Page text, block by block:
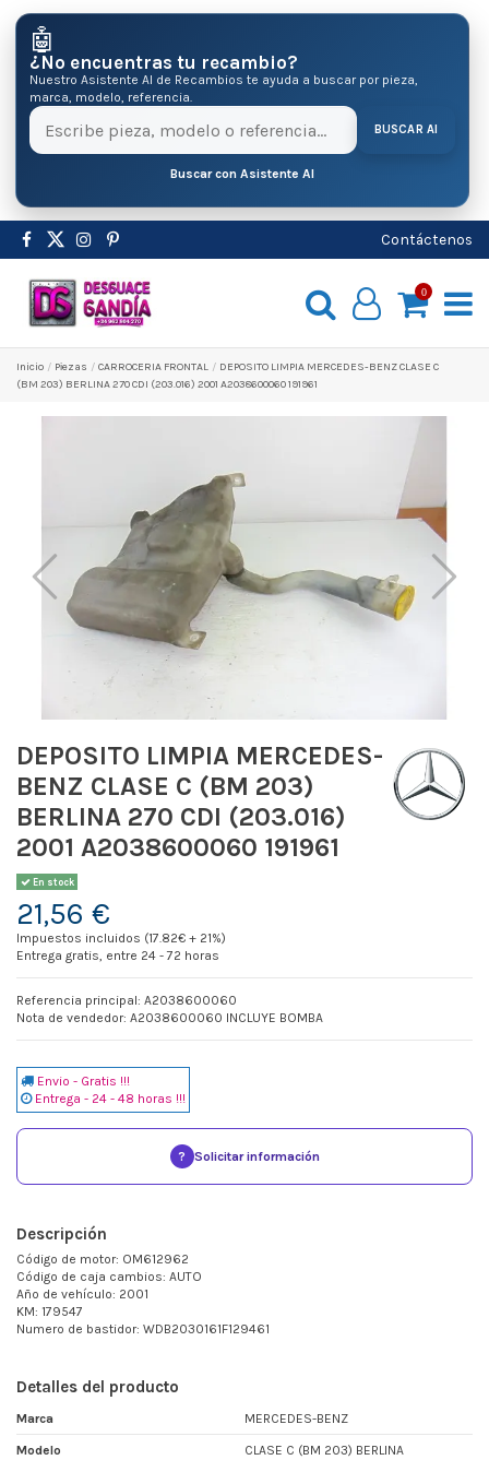
🤖
¿No encuentras tu recambio?
Nuestro Asistente AI de Recambios te ayuda a buscar por pieza,
marca, modelo, referencia.
BUSCAR AI
Buscar con Asistente AI
Contáctenos
0
Inicio Pіezas CARROCERIA FRONTAL
DEPOSITO LIMPIA MERCEDES-BENZ CLASE C
(BM 203) BERLINA 270 CDI (203.016) 2001 A2038600060 191961
DEPOSITO LIMPIA MERCEDES-
BENZ CLASE C (BM 203)
BERLINA 270 CDI (203.016)
2001 A2038600060 191961
En stock
21,56 €
Impuestos incluidos (17.82€ + 21%)
Entrega gratis, entre 24 - 72 horas
Referencia principal: A2038600060
Nota de vendedor: A2038600060 INCLUYE BOMBA
Envio - Gratis !!!
Entrega - 24 - 48 horas !!!
? Solicitar información
Descripción
Código de motor: OM612962
Código de caja cambios: AUTO
Año de vehículo: 2001
KM: 179547
Numero de bastidor: WDB2030161F129461
Detalles del producto
Marca MERCEDES-BENZ
Modelo CLASE C (BM 203) BERLINA